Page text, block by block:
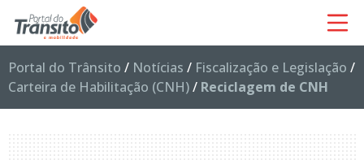
Portal do Trânsito / Notícias / Fiscalização e Legislação /
Carteira de Habilitação (CNH)/ Reciclagem de CNH